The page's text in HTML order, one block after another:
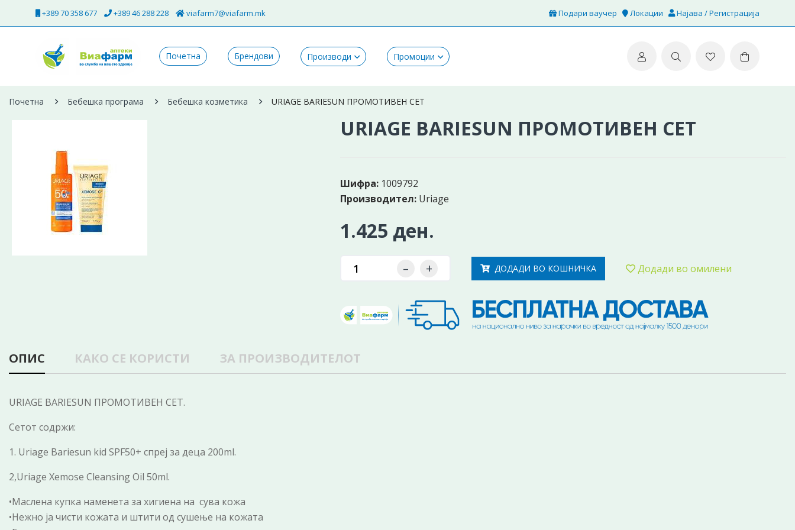
+389 70 358 677 +389 46 288 228 viafarm7@viafarm.mk Подари ваучер Локации Најава / Регистрација
Почетна Брендови Производи Промоции
Почетна Бебешка програма Бебешка козметика URIAGE BARIESUN ПРОМОТИВЕН СЕТ
URIAGE BARIESUN ПРОМОТИВЕН СЕТ
Шифра: 1009792
Производител: Uriage
1.425 ден.
– + ДОДАДИ ВО КОШНИЧКА Додади во омилени
ОПИС КАКО СЕ КОРИСТИ ЗА ПРОИЗВОДИТЕЛОТ
URIAGE BARIESUN ПРОМОТИВЕН СЕТ.
Сетот содржи:
1. Uriage Bariesun kid SPF50+ спреј за деца 200ml.
2,Uriage Xemose Cleansing Oil 50ml.
•Маслена купка наменета за хигиена на сува кожа
•Нежно ја чисти кожата и штити од сушење на кожата